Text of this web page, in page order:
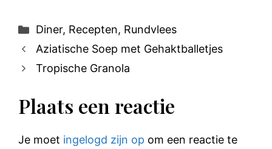
Categorieën
Diner, Recepten, Rundvlees
Aziatische Soep met Gehaktballetjes
Tropische Granola
Plaats een reactie
Je moet ingelogd zijn op om een reactie te